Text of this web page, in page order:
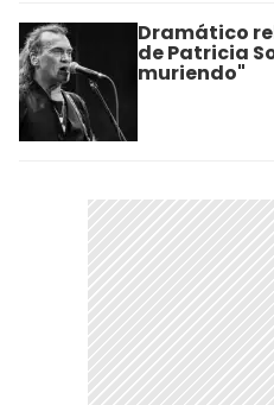
Dramático
de Patricia
muriendo"